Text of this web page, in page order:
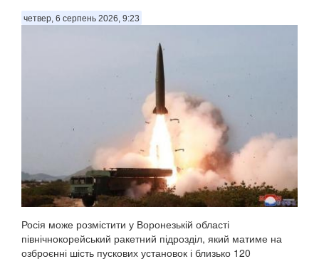
четвер, 6 серпень 2026, 9:23
Росія може розмістити у Воронезькій області
північнокорейський ракетний підрозділ, який матиме на
озброєнні шість пускових установок і близько 120